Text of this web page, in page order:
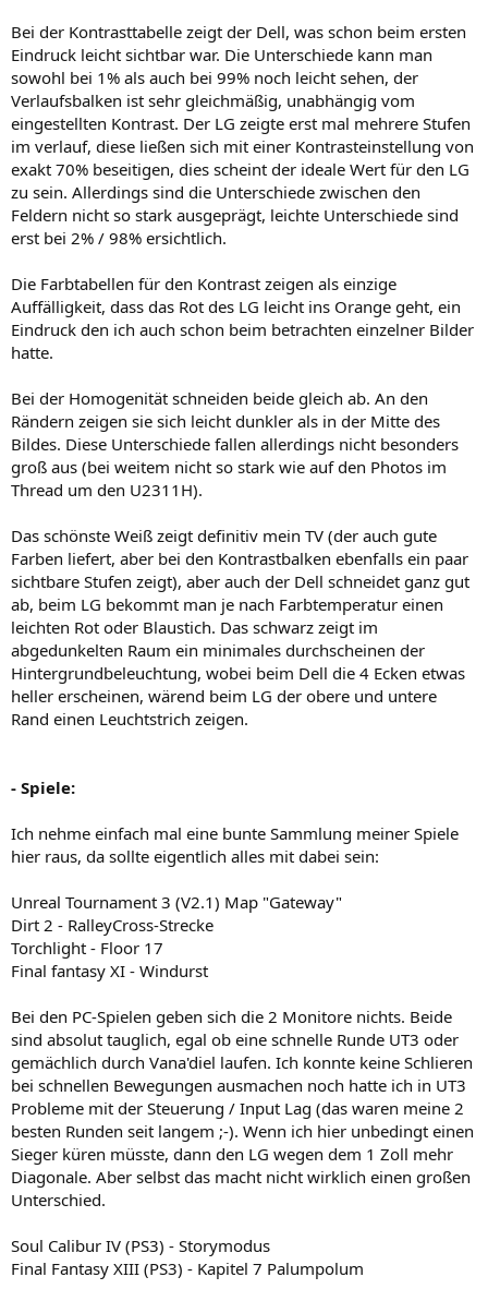
Bei der Kontrasttabelle zeigt der Dell, was schon beim ersten
Eindruck leicht sichtbar war. Die Unterschiede kann man
sowohl bei 1% als auch bei 99% noch leicht sehen, der
Verlaufsbalken ist sehr gleichmäßig, unabhängig vom
eingestellten Kontrast. Der LG zeigte erst mal mehrere Stufen
im verlauf, diese ließen sich mit einer Kontrasteinstellung von
exakt 70% beseitigen, dies scheint der ideale Wert für den LG
zu sein. Allerdings sind die Unterschiede zwischen den
Feldern nicht so stark ausgeprägt, leichte Unterschiede sind
erst bei 2% / 98% ersichtlich.
Die Farbtabellen für den Kontrast zeigen als einzige
Auffälligkeit, dass das Rot des LG leicht ins Orange geht, ein
Eindruck den ich auch schon beim betrachten einzelner Bilder
hatte.
Bei der Homogenität schneiden beide gleich ab. An den
Rändern zeigen sie sich leicht dunkler als in der Mitte des
Bildes. Diese Unterschiede fallen allerdings nicht besonders
groß aus (bei weitem nicht so stark wie auf den Photos im
Thread um den U2311H).
Das schönste Weiß zeigt definitiv mein TV (der auch gute
Farben liefert, aber bei den Kontrastbalken ebenfalls ein paar
sichtbare Stufen zeigt), aber auch der Dell schneidet ganz gut
ab, beim LG bekommt man je nach Farbtemperatur einen
leichten Rot oder Blaustich. Das schwarz zeigt im
abgedunkelten Raum ein minimales durchscheinen der
Hintergrundbeleuchtung, wobei beim Dell die 4 Ecken etwas
heller erscheinen, wärend beim LG der obere und untere
Rand einen Leuchtstrich zeigen.
- Spiele:
Ich nehme einfach mal eine bunte Sammlung meiner Spiele
hier raus, da sollte eigentlich alles mit dabei sein:
Unreal Tournament 3 (V2.1) Map "Gateway"
Dirt 2 - RalleyCross-Strecke
Torchlight - Floor 17
Final fantasy XI - Windurst
Bei den PC-Spielen geben sich die 2 Monitore nichts. Beide
sind absolut tauglich, egal ob eine schnelle Runde UT3 oder
gemächlich durch Vana'diel laufen. Ich konnte keine Schlieren
bei schnellen Bewegungen ausmachen noch hatte ich in UT3
Probleme mit der Steuerung / Input Lag (das waren meine 2
besten Runden seit langem ;-). Wenn ich hier unbedingt einen
Sieger küren müsste, dann den LG wegen dem 1 Zoll mehr
Diagonale. Aber selbst das macht nicht wirklich einen großen
Unterschied.
Soul Calibur IV (PS3) - Storymodus
Final Fantasy XIII (PS3) - Kapitel 7 Palumpolum